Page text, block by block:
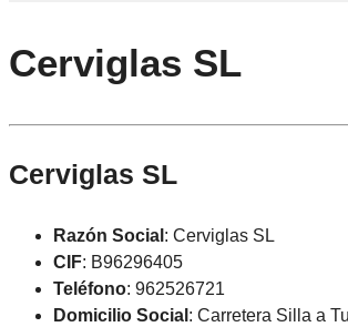
Cerviglas SL
Cerviglas SL
Razón Social : Cerviglas SL
CIF: B96296405
Teléfono: 962526721
Domicilio Social : Carretera Silla a